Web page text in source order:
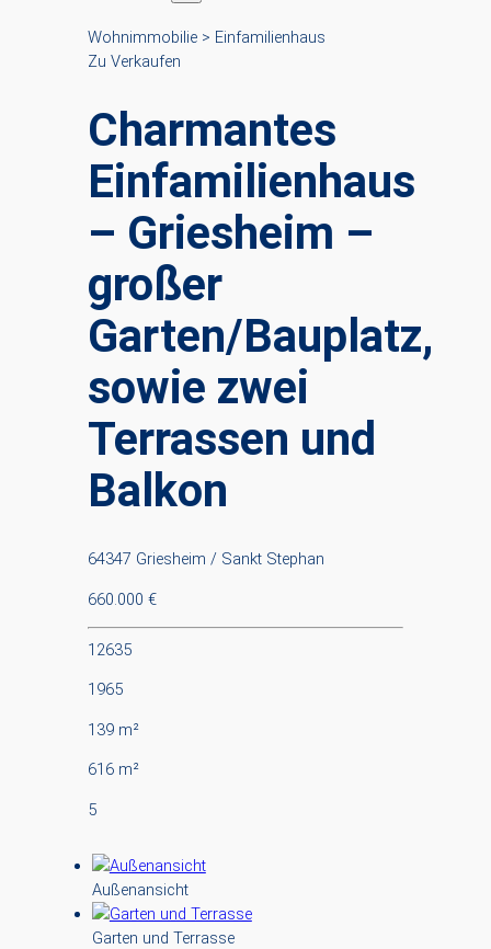
Wohnimmobilie > Einfamilienhaus
Zu Verkaufen
Charmantes
Einfamilienhaus
– Griesheim –
großer
Garten/Bauplatz,
sowie zwei
Terrassen und
Balkon
64347 Griesheim / Sankt Stephan
660.000 €
12635
1965
139 m²
616 m²
5
Außenansicht
Garten und Terrasse